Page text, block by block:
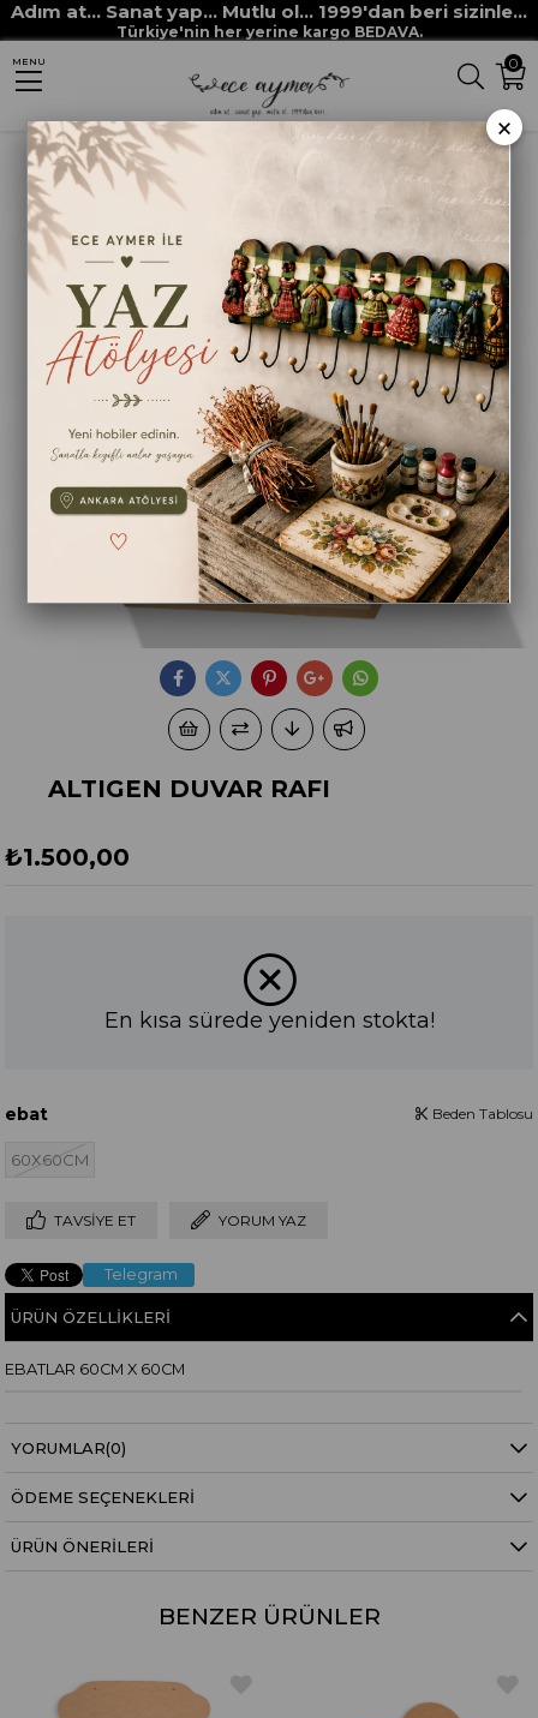
Adım at... Sanat yap... Mutlu ol... 1999'dan beri sizinle...
Türkiye'nin her yerine kargo BEDAVA.
0
MENU
Anasayfa HAM MALZEMELER MDF VE MASİF OBJELER
DUVAR PANOLARI ALTIGEN DUVAR RAFI
ALTIGEN DUVAR RAFI
₺1.500,00
En kısa sürede yeniden stokta!
ebat
60X60CM
Beden Tablosu
TAVSIYE ET YORUM YAZ
Telegram
ÜRÜN ÖZELLIKLERI
EBATLAR 60CM X 60CM
YORUMLAR(0)
ÖDEME SEÇENEKLERI
ÜRÜN ÖNERILERI
BENZER ÜRÜNLER
×